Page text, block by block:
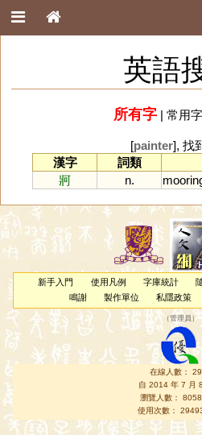
英語
所有字| 常用字
[painter], 找
漢字
詞類
牁
n.
新手入門 使用凡例 字庫統計
鳴謝
製作單位 私隱政策
（管理員 ）
在線人數：
自 2014 年 7 月
瀏覽人數：
使用次數：